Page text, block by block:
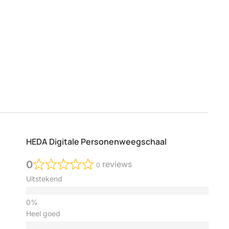
HEDA Digitale Personenweegschaal
0 0
Uitstekend
Heel goed